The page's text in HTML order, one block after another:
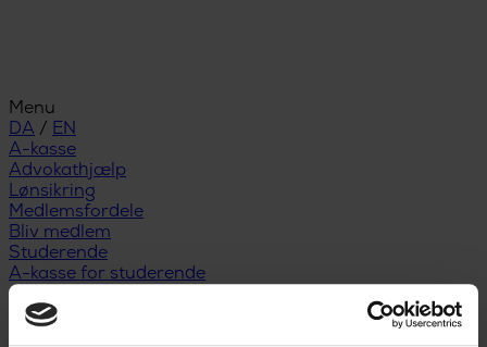
Menu
DA / EN
A-kasse
Advokathjælp
Lønsikring
Medlemsfordele
Bliv medlem
Studerende
A-kasse for studerende
Studiestart
Snart færdiguddannet